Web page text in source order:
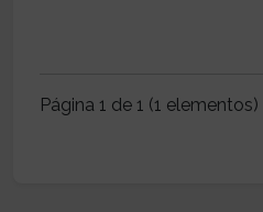
Página 1 de 1 (1 elementos)